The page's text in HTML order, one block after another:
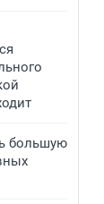
большую